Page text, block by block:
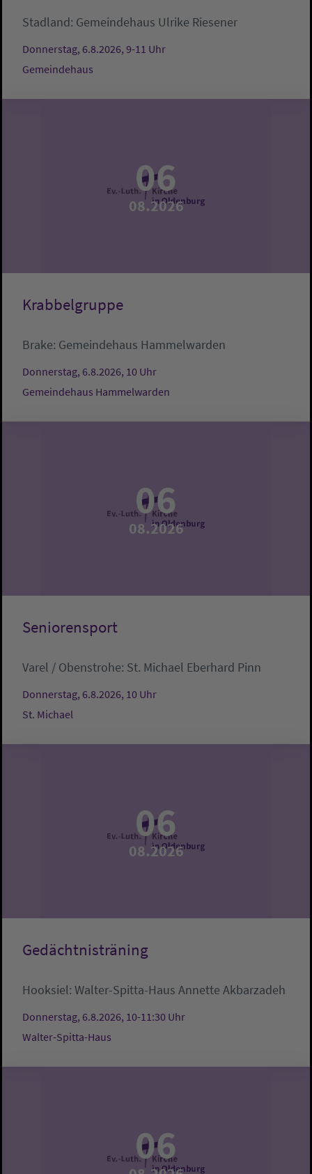
Stadland: Gemeindehaus Ulrike Riesener
Donnerstag, 6.8.2026, 9-11 Uhr
Gemeindehaus
06
08.2026
Krabbelgruppe
Brake: Gemeindehaus Hammelwarden
Donnerstag, 6.8.2026, 10 Uhr
Gemeindehaus Hammelwarden
06
08.2026
Seniorensport
Varel / Obenstrohe: St. Michael Eberhard Pinn
Donnerstag, 6.8.2026, 10 Uhr
St. Michael
06
08.2026
Gedächtnisträning
Hooksiel: Walter-Spitta-Haus Annette Akbarzadeh
Donnerstag, 6.8.2026, 10-11:30 Uhr
Walter-Spitta-Haus
06